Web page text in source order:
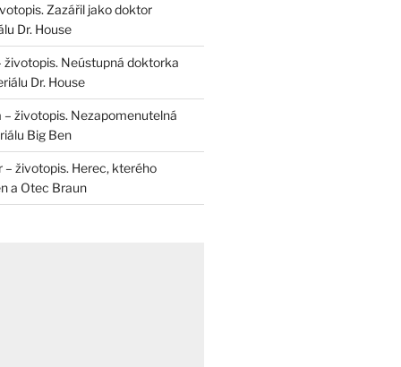
Zazářil jako doktor
Dr. House
životopis. Neústupná doktorka
Dr. House
– životopis. Nezapomenutelná
Big Ben
– životopis. Herec, kterého
a Otec Braun